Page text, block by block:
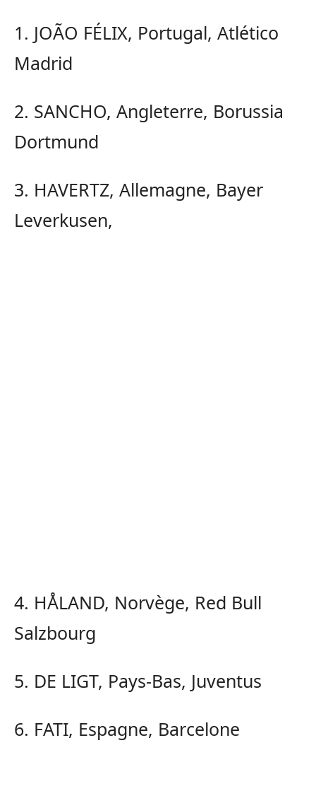
1. JOÃO FÉLIX, Portugal, Atlético
Madrid
2. SANCHO, Angleterre, Borussia
Dortmund
3. HAVERTZ, Allemagne, Bayer
Leverkusen,
4. HÅLAND, Norvège, Red Bull
Salzbourg
5. DE LIGT, Pays-Bas, Juventus
6. FATI, Espagne, Barcelone